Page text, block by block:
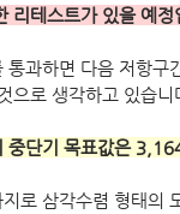
리테스트가 있을 예정
통과하면 다음 저항
으로 생각하고 있습니
중단기 목표값은
로 삼각수렴 형태의